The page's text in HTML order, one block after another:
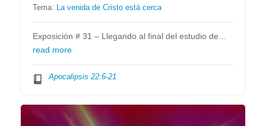
Tema: La venida de Cristo está cerca
Exposición # 31 – Llegando al final del estudio de…
read more
Apocalipsis 22:6-21